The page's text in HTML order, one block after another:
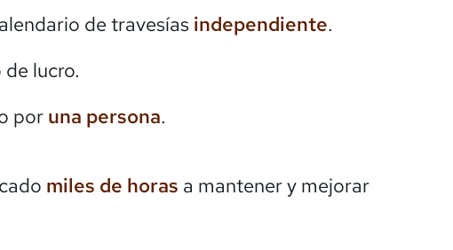
de travesías independiente.
lucro.
por una persona.
miles de horas a mantener y mejorar